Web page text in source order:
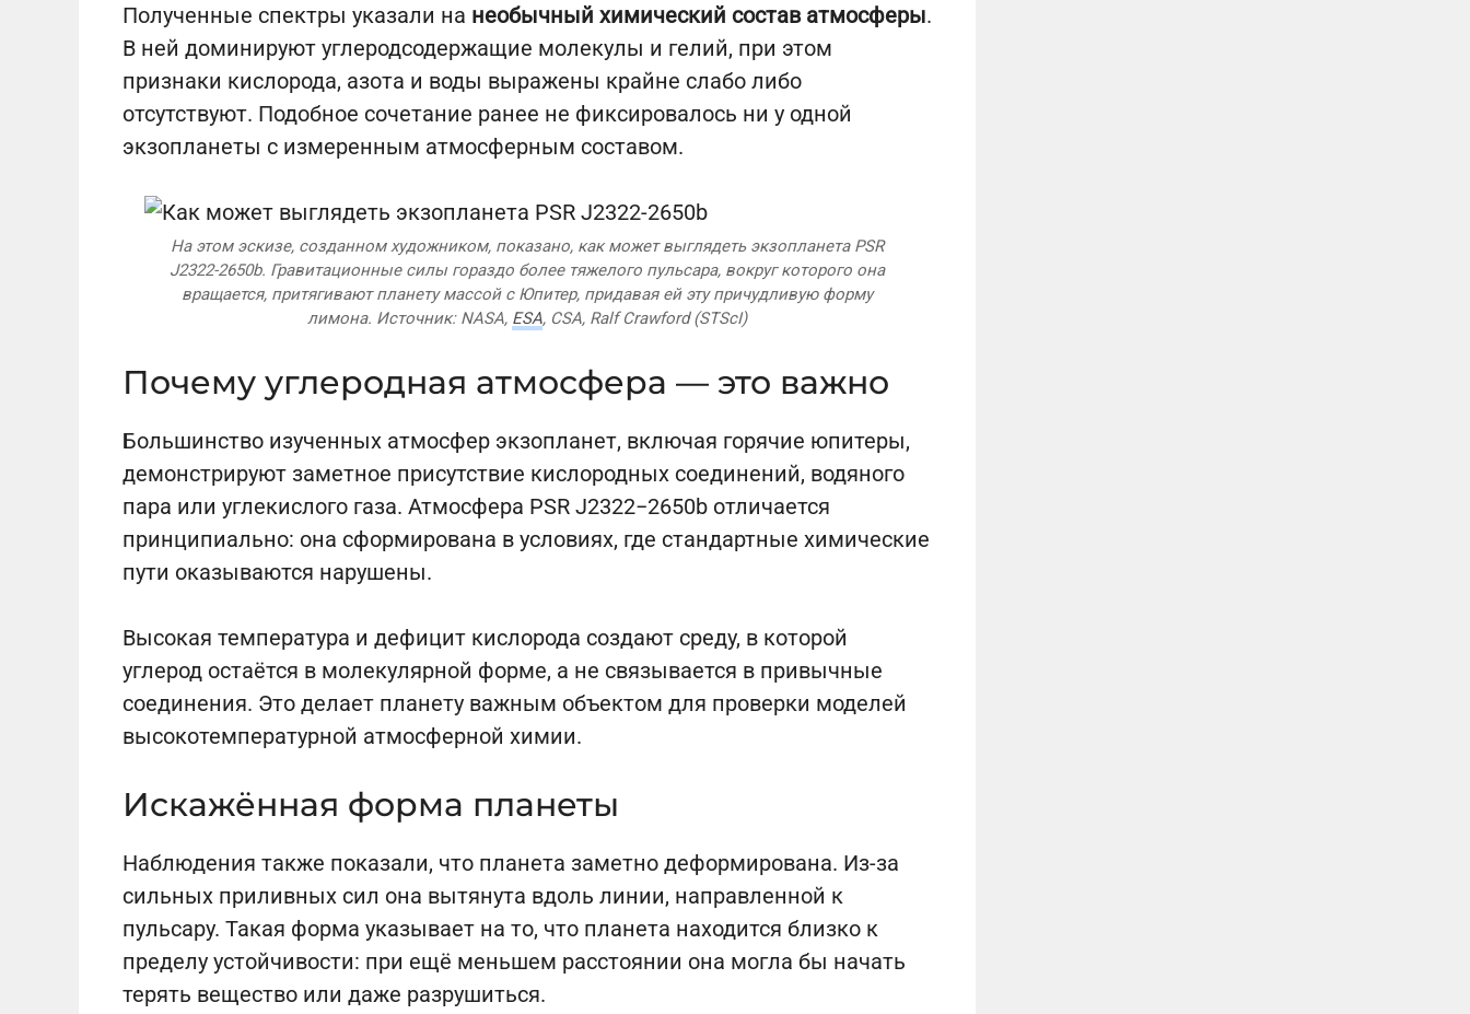
Полученные спектры указали на необычный химический состав атмосферы.
В ней доминируют углеродсодержащие молекулы и гелий, при этом
признаки кислорода, азота и воды выражены крайне слабо либо
отсутствуют. Подобное сочетание ранее не фиксировалось ни у одной
экзопланеты с измеренным атмосферным составом.
На этом эскизе, созданном художником, показано, как может выглядеть экзопланета PSR
J2322-2650b. Гравитационные силы гораздо более тяжелого пульсара, вокруг которого она
вращается, притягивают планету массой с Юпитер, придавая ей эту причудливую форму
лимона. Источник: NASA, ESA, CSA, Ralf Crawford (STScI)
Почему углеродная атмосфера — это важно
Большинство изученных атмосфер экзопланет, включая горячие юпитеры,
демонстрируют заметное присутствие кислородных соединений, водяного
пара или углекислого газа. Атмосфера PSR J2322−2650b отличается
принципиально: она сформирована в условиях, где стандартные химические
пути оказываются нарушены.
Высокая температура и дефицит кислорода создают среду, в которой
углерод остаётся в молекулярной форме, а не связывается в привычные
соединения. Это делает планету важным объектом для проверки моделей
высокотемпературной атмосферной химии.
Искажённая форма планеты
Наблюдения также показали, что планета заметно деформирована. Из-за
сильных приливных сил она вытянута вдоль линии, направленной к
пульсару. Такая форма указывает на то, что планета находится близко к
пределу устойчивости: при ещё меньшем расстоянии она могла бы начать
терять вещество или даже разрушиться.